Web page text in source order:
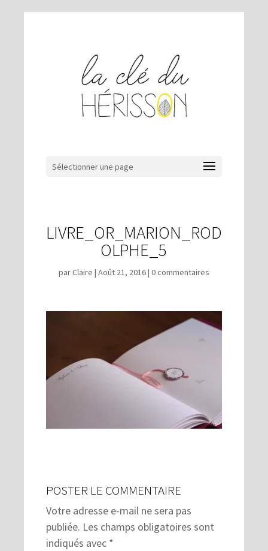
Sélectionner une page
LIVRE_OR_MARION_ROD
OLPHE_5
parClaire | Août 21, 2016| 0 commentaires
POSTER LE COMMENTAIRE
Votre adresse e-mail ne sera pas
publiée. Les champs obligatoires sont
indiqués avec *